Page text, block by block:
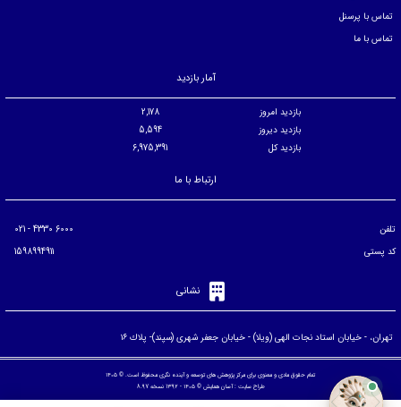
تماس با پرسنل
تماس با ما
آمار بازدید
بازدید امروز
2,178
بازدید دیروز
5,594
بازدید کل
6,975,391
ارتباط با ما
تلفن
کد پستی
نشانی
تهران، - خيابان استاد نجات الهی (ويلا) - خيابان جعفر شهری (سپند)- پلاك ۱۶
تمام حقوق مادی و معنوی برای مرکز پژوهش های توسعه و آینده نگری محفوظ است. © ۱۴۰۵
طراح سایت :آسان همایش © ۱۴۰۵ - 1392 نسخه 8.97